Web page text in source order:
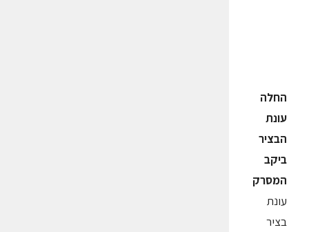
החלה
עונת
הבציר
ביקב
המסרק
עונת
בציר